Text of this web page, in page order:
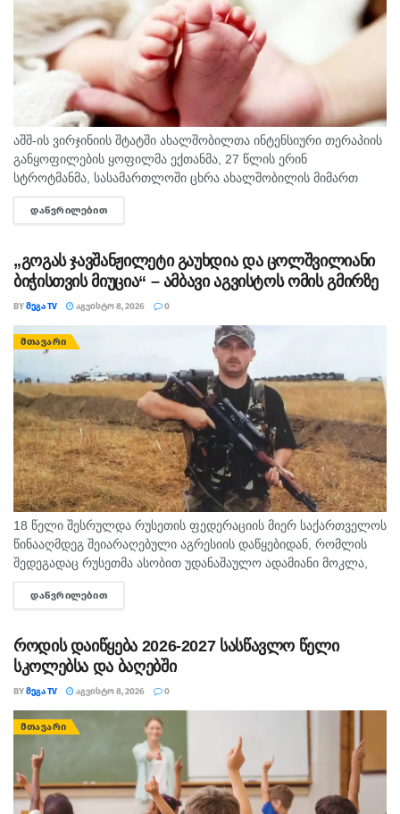
აშშ-ის ვირჯინიის შტატში ახალშობილთა ინტენსიური თერაპიის
განყოფილების ყოფილმა ექთანმა, 27 წლის ერინ
სტროტმანმა, სასამართლოში ცხრა ახალშობილის მიმართ
ბავშვზე ძალადობის ბრალდებაზე დანაშაული არ უარყო. საქმე
ერთ-ერთ ყველაზე გახმაურებულ სამედიცინო სკანდალად
ᲓᲐᲬᲕᲠᲘᲚᲔᲑᲘᲗ
„გოგას ჯავშანჟილეტი გაუხდია და ცოლშვილიანი
ბიჭისთვის მიუცია“ – ამბავი აგვისტოს ომის გმირზე
BYᲛᲔᲒᲐ TV ᲐᲒᲕᲘᲡᲢᲝ 8, 2026 0
ᲛᲗᲐᲕᲐᲠᲘ
18 წელი შესრულდა რუსეთის ფედერაციის მიერ საქართველოს
წინააღმდეგ შეიარაღებული აგრესიის დაწყებიდან, რომლის
შედეგადაც რუსეთმა ასობით უდანაშაულო ადამიანი მოკლა,
დაიპყრო აფხაზეთი და ცხინვალის რეგიონი. ამ სტატიაში
აგვისტოს გმირი გოგიტა მაკრახიძის შესახებ...
ᲓᲐᲬᲕᲠᲘᲚᲔᲑᲘᲗ
როდის დაიწყება 2026-2027 სასწავლო წელი
სკოლებსა და ბაღებში
BYᲛᲔᲒᲐ TV ᲐᲒᲕᲘᲡᲢᲝ 8, 2026 0
ᲛᲗᲐᲕᲐᲠᲘ